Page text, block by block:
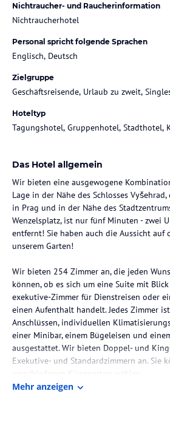
Nichtraucher- und Raucherinformation
Nichtraucherhotel
Personal spricht folgende Sprachen
Englisch, Deutsch
Zielgruppe
Geschäftsreisende, Urlaub zu zweit,
Hoteltyp
Tagungshotel, Gruppenhotel, Stadthotel,
Das Hotel allgemein
Wir bieten eine ausgewogene
Lage in der Nähe des Schlosses
in Prag und in der Nähe des
Wenzelsplatz, ist nur fünf Minuten - zwei
entfernt! Sie haben auch die Aussicht auf
unserem Garten!
Wir bieten 254 Zimmer an, die jeden
können, ob es sich um eine Suite mit
exekutive-Zimmer für Dienstreisen oder
einen Aufenthalt handelt. Jedes Zimmer
Anschlüssen, individuellen
einer Minibar, einem Bügeleisen und
ausgestattet. Wir bieten Doppel- und
Exekutive- und Standardzimmern an. Sie
verschiedenen Kissenarten wählen.
Mehr anzeigen